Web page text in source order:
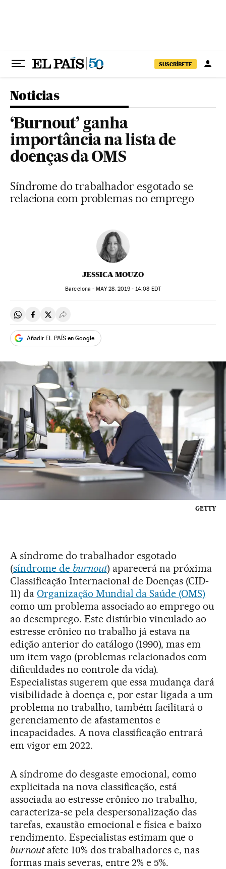
SUSCRÍBETE
Noticias
‘Burnout’ ganha
importância na lista de
doenças da OMS
Síndrome do trabalhador esgotado se
relaciona com problemas no emprego
JESSICA MOUZO
Barcelona -MAY28, 2019 - 14:08 EDT
Compartir en Whatsapp
Compartir en Facebook
Compartir en Twitter
Desplegar Redes Sociales
Añadir EL PAÍS en Google
GETTY
A síndrome do trabalhador esgotado
(síndrome de burnout) aparecerá na próxima
Classificação Internacional de Doenças (CID-
11) da Organização Mundial da Saúde (OMS)
como um problema associado ao emprego ou
ao desemprego. Este distúrbio vinculado ao
estresse crônico no trabalho já estava na
edição anterior do catálogo (1990), mas em
um item vago (problemas relacionados com
dificuldades no controle da vida).
Especialistas sugerem que essa mudança dará
visibilidade à doença e, por estar ligada a um
problema no trabalho, também facilitará o
gerenciamento de afastamentos e
incapacidades. A nova classificação entrará
em vigor em 2022.
A síndrome do desgaste emocional, como
explicitada na nova classificação, está
associada ao estresse crônico no trabalho,
caracteriza-se pela despersonalização das
tarefas, exaustão emocional e física e baixo
rendimento. Especialistas estimam que o
burnoutafete 10% dos trabalhadores e, nas
formas mais severas, entre 2% e 5%.